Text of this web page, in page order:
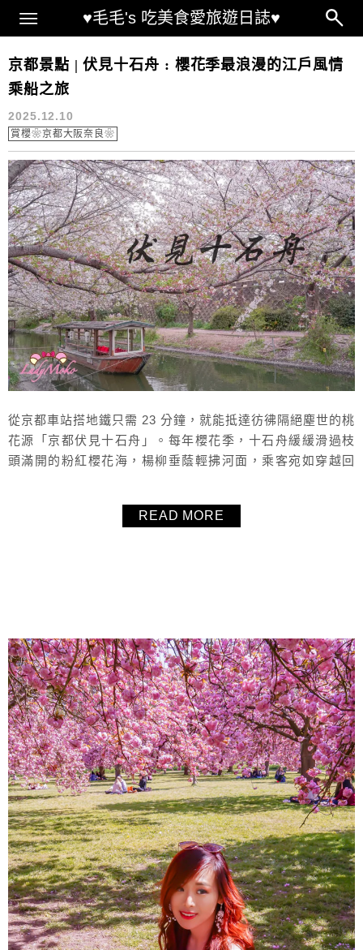
♥毛毛's 吃美食愛旅遊日誌♥
Main Menu
京都伏見十石舟
京都景點 | 伏見十石舟 : 櫻花季最浪漫的江戶風情
乘船之旅
2025.12.10
賞櫻❀京都大阪奈良❀
從京都車站搭地鐵只需 23 分鐘，就能抵達彷彿隔絕塵世的桃
花源「京都伏見十石舟」。每年櫻花季，十石舟緩緩滑過枝
頭滿開的粉紅櫻花海，楊柳垂蔭輕拂河面，乘客宛如穿越回
河道沿岸依然是京都極具魅力的賞櫻散策路線，四季景色皆
READ MORE
About